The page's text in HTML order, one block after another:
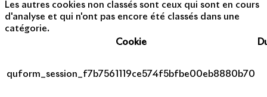
Les autres cookies non classés sont ceux qui sont en cours
d'analyse et qui n'ont pas encore été classés dans une
catégorie.
Cookie
quform_session_f7b7561119ce574f5bfbe00eb8880b70